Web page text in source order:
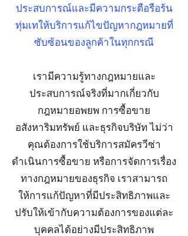
ประสบการณ์และมีความกระตือรือร้น
ทุ่มเทให้บริการแก้ไขปัญหากฎหมายที่
ซับซ้อนของลูกค้าในทุกกรณี
เรามีความรู้ทางกฎหมายและ
ประสบการณ์จริงที่มากเกี่ยวกับ
กฎหมายอพยพ การซื้อขาย
อสังหาริมทรัพย์ และธุรกิจบริษัท ไม่ว่า
คุณต้องการใช้บริการสมัครวีซ่า
ดำเนินการซื้อขาย หรือการจัดการเรื่อง
ทางกฎหมายของธุรกิจ เราสามารถ
ให้การแก้ปัญหาที่มีประสิทธิภาพและ
ปรับให้เข้ากับความต้องการของแต่ละ
บุคคลได้อย่างมีประสิทธิภาพ